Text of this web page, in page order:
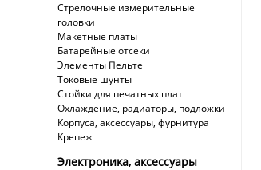
Стрелочные измерительные
головки
Макетные платы
Батарейные отсеки
Элементы Пельте
Токовые шунты
Стойки для печатных плат
Охлаждение, радиаторы, подложки
Корпуса, аксессуары, фурнитура
Крепеж
Электроника, аксессуары